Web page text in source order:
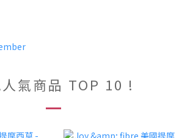
氣商品 TOP 10 !